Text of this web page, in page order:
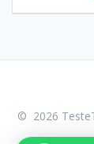
© 2026